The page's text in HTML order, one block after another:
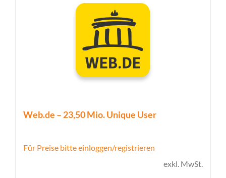
Web.de – 23,50 Mio. Unique User
Für Preise bitte einloggen/registrieren
exkl. MwSt.